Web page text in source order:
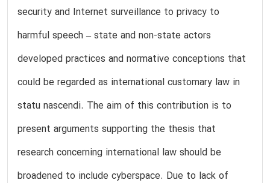
security and Internet surveillance to privacy to
harmful speech – state and non-state actors
developed practices and normative conceptions that
could be regarded as international customary law in
statu nascendi. The aim of this contribution is to
present arguments supporting the thesis that
research concerning international law should be
broadened to include cyberspace. Due to lack of